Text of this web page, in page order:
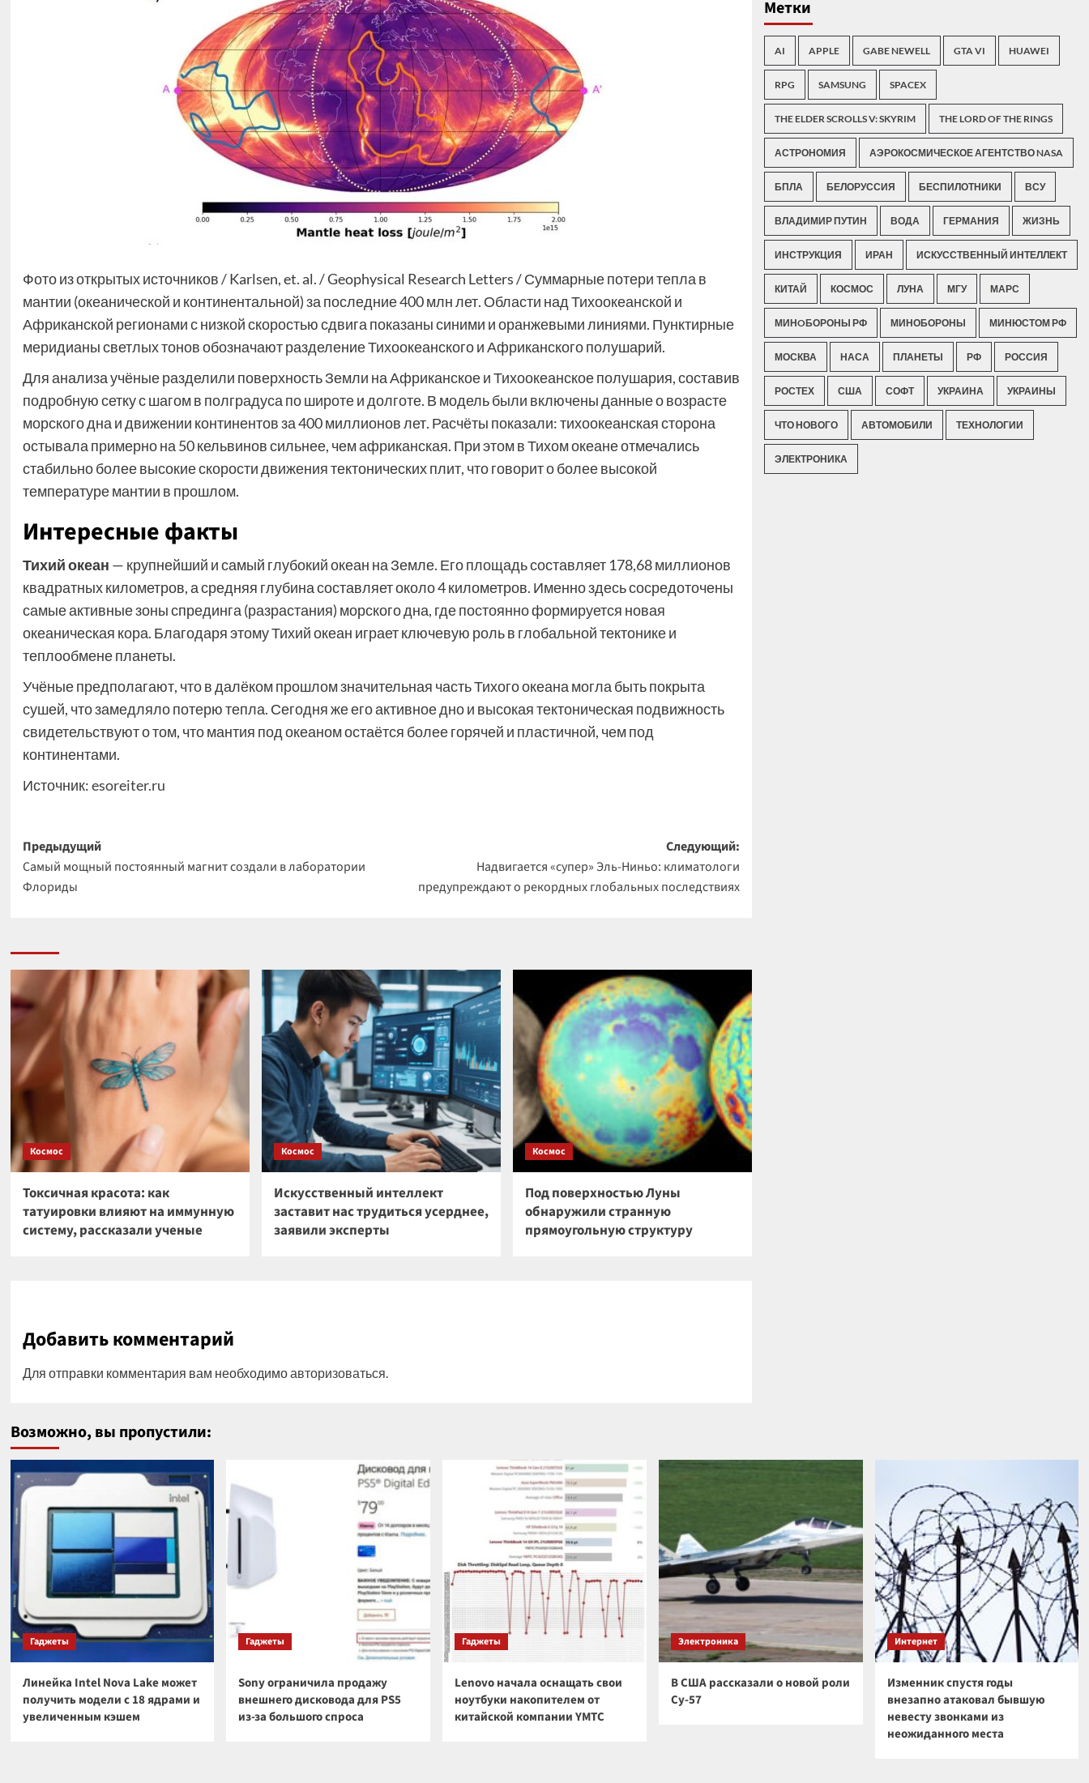
Фото из открытых источников / Karlsen, et. al. / Geophysical Research Letters / Суммарные потери тепла в
мантии (океанической и континентальной) за последние 400 млн лет. Области над Тихоокеанской и
Африканской регионами с низкой скоростью сдвига показаны синими и оранжевыми линиями. Пунктирные
меридианы светлых тонов обозначают разделение Тихоокеанского и Африканского полушарий.
Для анализа учёные разделили поверхность Земли на Африканское и Тихоокеанское полушария, составив
подробную сетку с шагом в полградуса по широте и долготе. В модель были включены данные о возрасте
морского дна и движении континентов за 400 миллионов лет. Расчёты показали: тихоокеанская сторона
остывала примерно на 50 кельвинов сильнее, чем африканская. При этом в Тихом океане отмечались
стабильно более высокие скорости движения тектонических плит, что говорит о более высокой
температуре мантии в прошлом.
Интересные факты
Тихий океан — крупнейший и самый глубокий океан на Земле. Его площадь составляет 178,68 миллионов
квадратных километров, а средняя глубина составляет около 4 километров. Именно здесь сосредоточены
самые активные зоны спрединга (разрастания) морского дна, где постоянно формируется новая
океаническая кора. Благодаря этому Тихий океан играет ключевую роль в глобальной тектонике и
теплообмене планеты.
Учёные предполагают, что в далёком прошлом значительная часть Тихого океана могла быть покрыта
сушей, что замедляло потерю тепла. Сегодня же его активное дно и высокая тектоническая подвижность
свидетельствуют о том, что мантия под океаном остаётся более горячей и пластичной, чем под
континентами.
Источник:esoreiter.ru
Навигация
записи
Предыдущий
Самый мощный постоянный магнит создали в лаборатории
Флориды
Следующий:
Надвигается «супер» Эль-Ниньо: климатологи
предупреждают о рекордных глобальных последствиях
Космос
Токсичная красота: как
татуировки влияют на иммунную
систему, рассказали ученые
Космос
Искусственный интеллект
заставит нас трудиться усерднее,
заявили эксперты
Космос
Под поверхностью Луны
обнаружили странную
прямоугольную структуру
Добавить комментарий
Для отправки комментария вам необходимоавторизоваться.
Метки
AI APPLE GABE NEWELL GTA VI HUAWEI
RPG SAMSUNG SPACEX
THE ELDER SCROLLS V: SKYRIM THE LORD OF THE RINGS
АСТРОНОМИЯ АЭРОКОСМИЧЕСКОЕ АГЕНТСТВО NASA
БПЛА БЕЛОРУССИЯ БЕСПИЛОТНИКИ ВСУ
ВЛАДИМИР ПУТИН ВОДА ГЕРМАНИЯ ЖИЗНЬ
ИНСТРУКЦИЯ ИРАН ИСКУССТВЕННЫЙ ИНТЕЛЛЕКТ
КИТАЙ КОСМОС ЛУНА МГУ МАРС
МИНOБОРОНЫ РФ МИНОБОРОНЫ МИНЮСТОМ РФ
МОСКВА НАСА ПЛАНЕТЫ РФ РОССИЯ
РОСТЕХ США СОФТ УКРАИНА УКРАИНЫ
ЧТО НОВОГО АВТОМОБИЛИ ТЕХНОЛОГИИ
ЭЛЕКТРОНИКА
Возможно, вы пропустили:
Гаджеты
Линейка Intel Nova Lake может
получить модели с 18 ядрами и
увеличенным кэшем
Гаджеты
Sony ограничила продажу
внешнего дисковода для PS5
из-за большого спроса
Гаджеты
Lenovo начала оснащать свои
ноутбуки накопителем от
китайской компании YMTC
Электроника
В США рассказали о новой роли
Су-57
Интернет
Изменник спустя годы
внезапно атаковал бывшую
невесту звонками из
неожиданного места